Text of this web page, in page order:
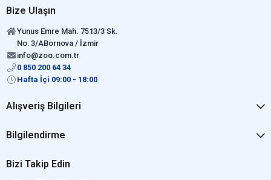
Bize Ulaşın
Yunus Emre Mah. 7513/3 Sk.
No: 3/ABornova / İzmir
info@zoo.com.tr
0 850 200 64 34
Hafta İçi 09:00 - 18:00
Alışveriş Bilgileri
Bilgilendirme
Bizi Takip Edin